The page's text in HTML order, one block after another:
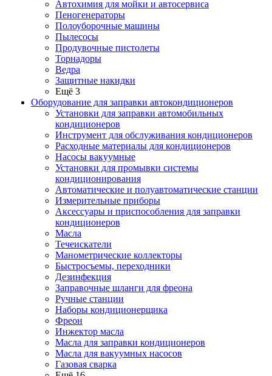
Автохимия для мойки и автосервиса
Пеногенераторы
Полоуборочные машины
Пылесосы
Продувочные пистолеты
Торнадоры
Ведра
Защитные накидки
Ещё 3
Оборудование для заправки автокондиционеров
Установки для заправки автомобильных
кондиционеров
Инструмент для обслуживания кондиционеров
Расходные материалы для кондиционеров
Насосы вакуумные
Установки для промывки системы
кондиционирования
Автоматические и полуавтоматические станции
Измерительные приборы
Аксессуары и приспособления для заправки
кондиционеров
Масла
Течеискатели
Манометрические коллекторы
Быстросъемы, переходники
Дезинфекция
Заправочные шланги для фреона
Ручные станции
Наборы кондиционерщика
Фреон
Инжектор масла
Масла для заправки кондиционеров
Масла для вакуумных насосов
Газовая сварка